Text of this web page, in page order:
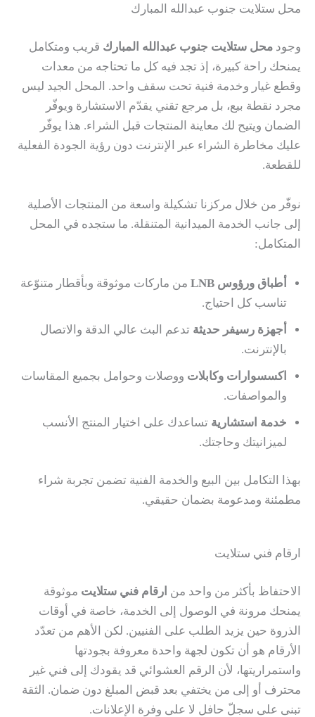
محل ستلايت جنوب عبدالله المبارك
وجود محل ستلايت جنوب عبدالله المبارك قريب ومتكامل
يمنحك راحة كبيرة، إذ تجد فيه كل ما تحتاجه من معدات
وقطع غيار وخدمة فنية تحت سقف واحد. المحل الجيد ليس
مجرد نقطة بيع، بل مرجع تقني يقدّم الاستشارة ويوفّر
الضمان ويتيح لك معاينة المنتجات قبل الشراء. هذا يوفّر
عليك مخاطرة الشراء عبر الإنترنت دون رؤية الجودة الفعلية
للقطعة.
نوفّر من خلال مركزنا تشكيلة واسعة من المنتجات الأصلية
إلى جانب الخدمة الميدانية المتنقلة. ما ستجده في المحل
المتكامل:
أطباق ورؤوس LNB
من ماركات موثوقة وبأقطار متنوّعة
تناسب كل احتياج.
أجهزة رسيفر حديثة تدعم البث عالي الدقة والاتصال
بالإنترنت.
اكسسوارات وكابلات ووصلات وحوامل بجميع المقاسات
والمواصفات.
خدمة استشارية تساعدك على اختيار المنتج الأنسب
لميزانيتك وحاجتك.
بهذا التكامل بين البيع والخدمة الفنية تضمن تجربة شراء
مطمئنة ومدعومة بضمان حقيقي.
ارقام فني ستلايت
الاحتفاظ بأكثر من واحد من ارقام فني ستلايت موثوقة
يمنحك مرونة في الوصول إلى الخدمة، خاصة في أوقات
الذروة حين يزيد الطلب على الفنيين. لكن الأهم من تعدّد
الأرقام هو أن تكون لجهة واحدة معروفة بجودتها
واستمراريتها، لأن الرقم العشوائي قد يقودك إلى فني غير
محترف أو إلى من يختفي بعد قبض المبلغ دون ضمان. الثقة
تبنى على سجلّ حافل لا على وفرة الإعلانات.